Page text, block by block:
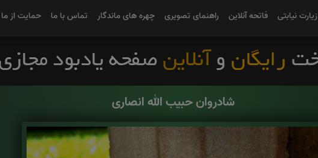
زیارت نیابتی فاتحه آنلاین راهنمای تصویری چهره های ماندگار تماس با ما حمایت از ما
شادروان حبیب الله انصاری